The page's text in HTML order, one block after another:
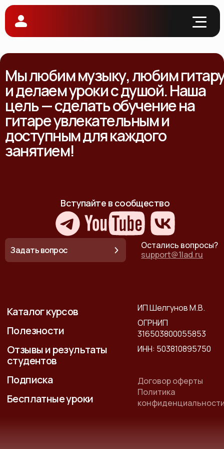
Мы любим музыку, любим
и делаем уроки с душой. Наша
цель — сделать обучение на
гитаре увлекательным и
доступным для каждого
занятием!
Вступайте в сообщество
Остались вопросы?
support@1lad.ru
Задать вопрос
Каталог курсов
Полезности
Отзывы и результаты
студентов
Подписка
Бесплатные уроки
ИП Шелгунов М.В.
ОГРНИП
316503800055853
ИНН: 503810895750
Договор оферты
Политика